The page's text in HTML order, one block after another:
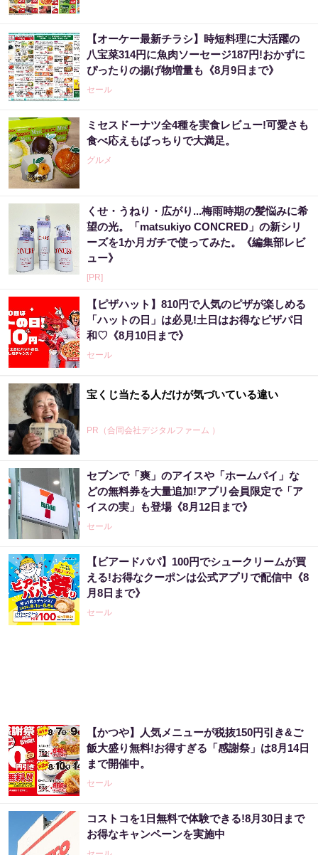
【オーケー最新チラシ】時短料理に大活躍の
八宝菜314円に魚肉ソーセージ187円!おかずに
ぴったりの揚げ物増量も《8月9日まで》
セール
ミセスドーナツ全4種を実食レビュー!可愛さも
食べ応えもばっちりで大満足。
グルメ
くせ・うねり・広がり...梅雨時期の髪悩みに希
望の光。「matsukiyo CONCRED」の新シリ
ーズを1か月ガチで使ってみた。《編集部レビ
ュー》
[PR]
【ピザハット】810円で人気のピザが楽しめる
「ハットの日」は必見!土日はお得なピザパ日
和♡《8月10日まで》
セール
宝くじ当たる人だけが気づいている違い
PR（合同会社デジタルファーム ）
「え、こんなセールやってたの？」80％OFF
以上が続々登場！Amazonの本気が...
PR（Amazon）
【宝くじの裏技】当たる側に回るか、このま
まか
PR（合同会社デジタルファーム ）
アマゾンで大人気！血圧対策はコーヒーに足
してみて
PR（森永乳業）
Amazon今日も見逃せない！80%OFF以上が
続々登場
セブンで「爽」のアイスや「ホームパイ」な
どの無料券を大量追加!アプリ会員限定で「ア
イスの実」も登場《8月12日まで》
セール
【ビアードパパ】100円でシュークリームが買
える!お得なクーポンは公式アプリで配信中《8
月8日まで》
セール
【かつや】人気メニューが税抜150円引き&ご
飯大盛り無料!お得すぎる「感謝祭」は8月14日
まで開催中。
セール
コストコを1日無料で体験できる!8月30日まで
お得なキャンペーンを実施中